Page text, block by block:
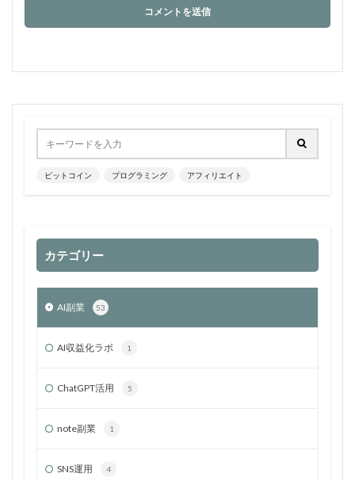
ビットコイン プログラミング アフィリエイト
カテゴリー
AI副業 53
AI収益化ラボ 1
ChatGPT活用 5
note副業 1
SNS運用 4